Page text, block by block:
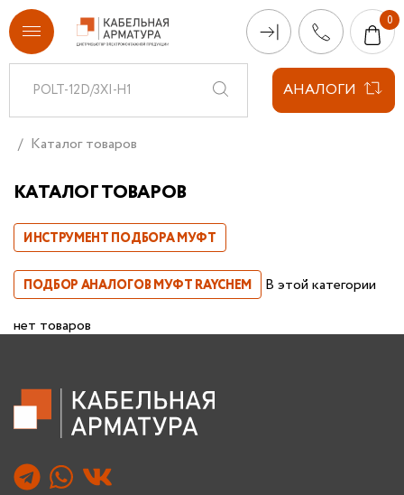
АНАЛОГИ
Каталог товаров
КАТАЛОГ ТОВАРОВ
ИНСТРУМЕНТ ПОДБОРА МУФТ
ПОДБОР АНАЛОГОВ МУФТ RAYCHEM
В этой категории
нет товаров